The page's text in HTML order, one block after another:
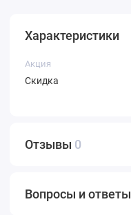
Характеристики
Акция
Скидка
Отзывы 0
Вопросы и ответы